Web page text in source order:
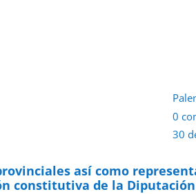
0
30
así como
constitutiva de la